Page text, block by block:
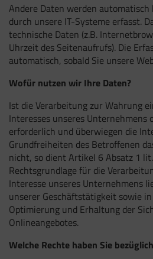
Andere Daten werden automatisch
durch unsere IT-Systeme erfasst.
technische Daten (z.B.
Uhrzeit des Seitenaufrufs). Die
automatisch, sobald Sie unsere
Wofür nutzen wir Ihre Daten?
Ist die Verarbeitung zur Wahrung
Interesses unseres Unternehmens
erforderlich und überwiegen die
Grundfreiheiten des Betroffenen
nicht, so dient Artikel 6 Absatz 1 lit.
Rechtsgrundlage für die
Interesse unseres Unternehmens
unserer Geschäftstätigkeit sowie
Optimierung und Erhaltung der
Onlineangebotes.
Welche Rechte haben Sie